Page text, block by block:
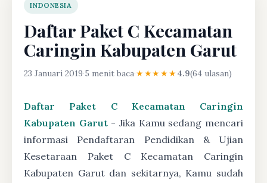
INDONESIA
Daftar Paket C Kecamatan
Caringin Kabupaten Garut
23 Januari 2019·5 menit baca·★★★★★4.9(64 ulasan)
Daftar Paket C Kecamatan Caringin
Kabupaten Garut- Jika Kamu sedang mencari
informasi Pendaftaran Pendidikan & Ujian
Kesetaraan Paket C Kecamatan Caringin
Kabupaten Garut dan sekitarnya, Kamu sudah